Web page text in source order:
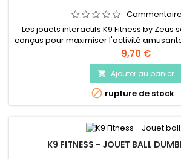
Les jouets interactifs K9 Fitness by Zeus
conçus pour maximiser l'activité
chien. Une construction robuste assure
Prix
9,70 €
 Ajouter au panier
 rupture de stock
K9 FITNESS - JOUET BALL